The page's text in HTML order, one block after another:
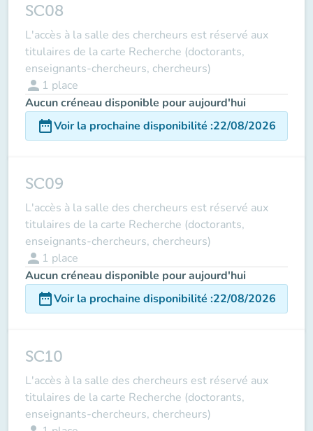
SC08
L'accès à la salle des chercheurs est réservé aux
titulaires de la carte Recherche (doctorants,
enseignants-chercheurs, chercheurs)
person 1 place
Aucun créneau disponible pour aujourd'hui
date_rangeVoir la prochaine disponibilité :22/08/2026
SC09
L'accès à la salle des chercheurs est réservé aux
titulaires de la carte Recherche (doctorants,
enseignants-chercheurs, chercheurs)
person 1 place
Aucun créneau disponible pour aujourd'hui
date_rangeVoir la prochaine disponibilité :22/08/2026
SC10
L'accès à la salle des chercheurs est réservé aux
titulaires de la carte Recherche (doctorants,
enseignants-chercheurs, chercheurs)